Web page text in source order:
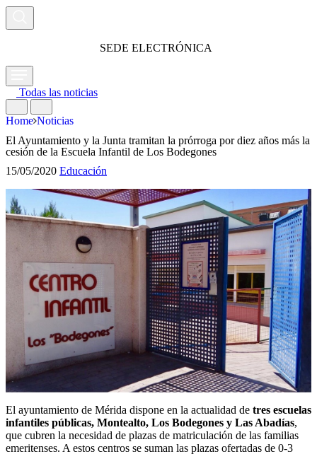
SEDE ELECTRÓNICA
Todas las noticias
Home Noticias
El Ayuntamiento y la Junta tramitan la prórroga por diez años más la
cesión de la Escuela Infantil de Los Bodegones
15/05/2020 Educación
El ayuntamiento de Mérida dispone en la actualidad de tres escuelas
infantiles públicas, Montealto, Los Bodegones y Las Abadías,
que cubren la necesidad de plazas de matriculación de las familias
emeritenses. A estos centros se suman las plazas ofertadas de 0-3